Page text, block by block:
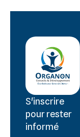
S'inscrire
pour rester
informé